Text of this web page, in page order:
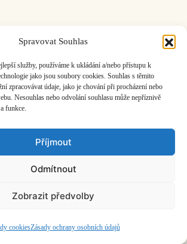
Spravovat Souhlas
služby, používáme k ukládání a/nebo přístupu k
jako jsou soubory cookies. Souhlas s těmito
zpracovávat údaje, jako je chování při procházení nebo
Nesouhlas nebo odvolání souhlasu může nepříznivě
funkce.
Příjmout
Odmítnout
Zobrazit předvolby
cookiesZásady ochrany osobních údajů
HUDBĚ | vydáváHudební informační středisko
|
– design a adminAtelier Dokument